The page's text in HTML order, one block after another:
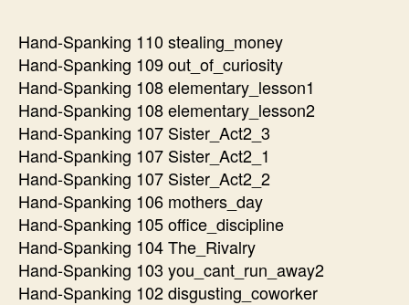
Hand-Spanking 110 stealing_money
Hand-Spanking 109 out_of_curiosity
Hand-Spanking 108 elementary_lesson1
Hand-Spanking 108 elementary_lesson2
Hand-Spanking 107 Sister_Act2_3
Hand-Spanking 107 Sister_Act2_1
Hand-Spanking 107 Sister_Act2_2
Hand-Spanking 106 mothers_day
Hand-Spanking 105 office_discipline
Hand-Spanking 104 The_Rivalry
Hand-Spanking 103 you_cant_run_away2
Hand-Spanking 102 disgusting_coworker